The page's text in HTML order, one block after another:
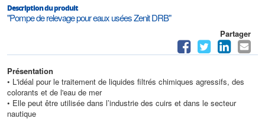
Description du produit
"Pompe de relevage pour eaux usées Zenit DRB"
Partager
Présentation
• L'idéal pour le traitement de liquides filtrés chimiques agressifs, des
colorants et de l'eau de mer
• Elle peut être utilisée dans l’industrie des cuirs et dans le secteur
nautique